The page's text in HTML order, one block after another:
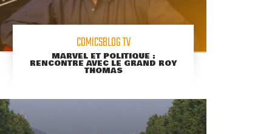
COMICSBLOG TV
MARVEL ET POLITIQUE :
RENCONTRE AVEC LE GRAND ROY
THOMAS